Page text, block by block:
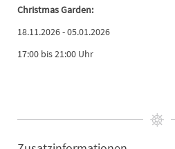
Christmas Garden:
18.11.2026 - 05.01.2026
17:00 bis 21:00 Uhr